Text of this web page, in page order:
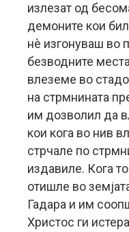
излезат од
демоните кои
нè изгонуваш во
безводните
влеземе во
на стрмнината
им дозволил да
кои кога во нив
стрчале по
издавиле. Кога
отишле во
Гадара и им
Христос ги